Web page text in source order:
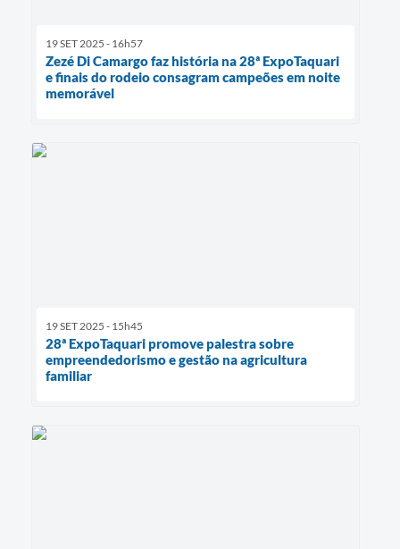
19 SET 2025 - 16h57
Zezé Di Camargo faz história na 28ª ExpoTaquari
e finais do rodeio consagram campeões em noite
memorável
19 SET 2025 - 15h45
28ª ExpoTaquari promove palestra sobre
empreendedorismo e gestão na agricultura
familiar